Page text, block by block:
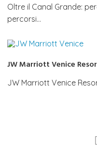
Oltre il Canal Grande:
percorsi…
JW Marriott Venice
JW Marriott Venice